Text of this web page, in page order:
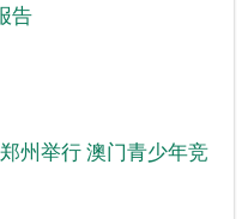
告
州举行 澳门青少年竞